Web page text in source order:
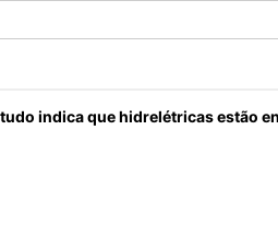
indica que hidrelétricas estão